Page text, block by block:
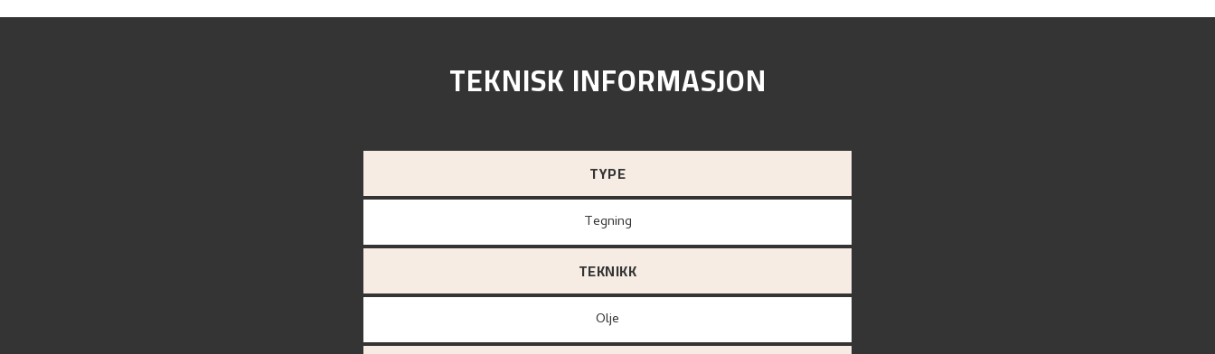
TEKNISK INFORMASJON
TYPE
Tegning
TEKNIKK
Olje